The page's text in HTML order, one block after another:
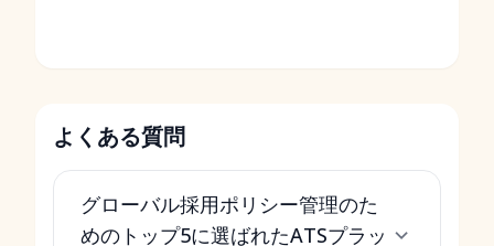
よくある質問
グローバル採用ポリシー管理のた
めのトップ5に選ばれたATSプラッ